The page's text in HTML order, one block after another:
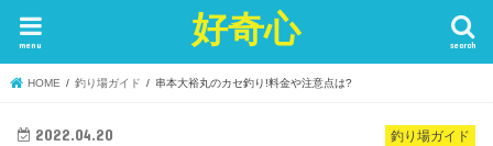
好奇心 search
menu
HOME 釣り場ガイド 串本大裕丸のカセ釣り!料金や注意点は?
釣り場ガイド
2022.04.20